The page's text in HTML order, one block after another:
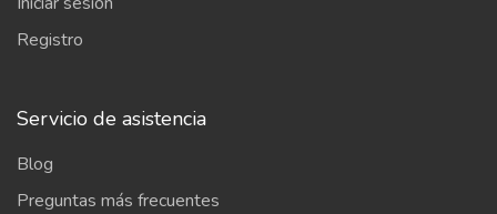
Registro
Servicio de asistencia
Blog
Preguntas más frecuentes